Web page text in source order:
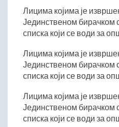
Соко град
Мали и Велики град
Манастир Свете Тројице
Црква Светог Преображења
Лицима којима је
Јединственом бирачком
списка који се води за
Лицима којима је
Јединственом бирачком
списка који се води за
Лицима којима је
Јединственом бирачком
списка који се води за